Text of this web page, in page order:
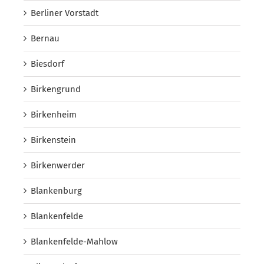
Berliner Vorstadt
Bernau
Biesdorf
Birkengrund
Birkenheim
Birkenstein
Birkenwerder
Blankenburg
Blankenfelde
Blankenfelde-Mahlow